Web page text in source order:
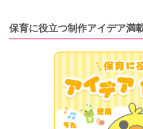
保育に役立つ制作アイデア満